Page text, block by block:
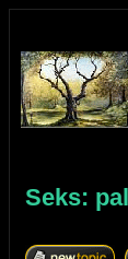
Seks: